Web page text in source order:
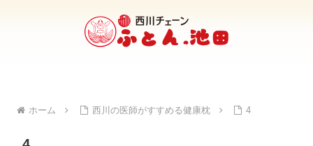
ホーム 西川の医師がすすめる健康枕 4